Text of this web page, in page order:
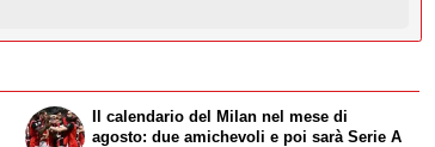
Il calendario del Milan nel mese di
agosto: due amichevoli e poi sarà Serie A